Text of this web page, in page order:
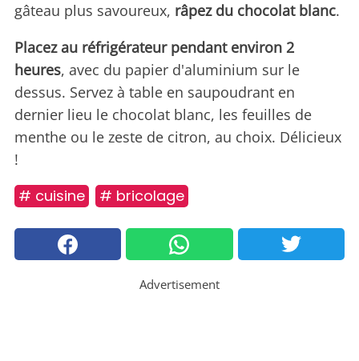
gâteau plus savoureux, râpez du chocolat blanc.
Placez au réfrigérateur pendant environ 2
heures, avec du papier d'aluminium sur le
dessus. Servez à table en saupoudrant en
dernier lieu le chocolat blanc, les feuilles de
menthe ou le zeste de citron, au choix. Délicieux
!
# cuisine # bricolage
Advertisement